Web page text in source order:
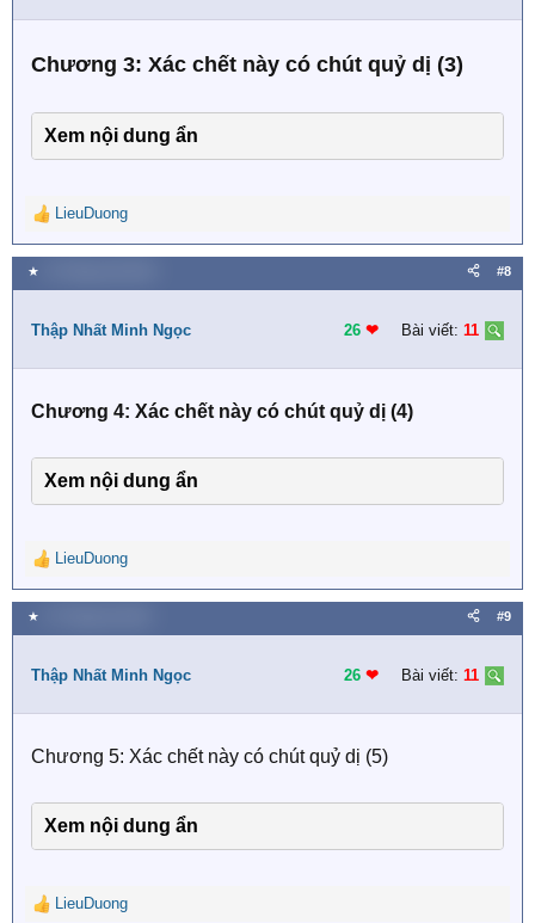
n
:Chương 3: Xác chết này có chút quỷ dị (3)
Xem nội dung ẩn
R
e
a
c
i
n
:
LieuDuong
★ #8
Thập Nhất Minh Ngọc 26 ❤︎ Bài viết: 11
Chương 4: Xác chết này có chút quỷ dị (4)
Xem nội dung ẩn
R
e
a
c
i
n
:
LieuDuong
★ #9
Thập Nhất Minh Ngọc 26 ❤︎ Bài viết: 11
Chương 5: Xác chết này có chút quỷ dị (5)
Xem nội dung ẩn
R
LieuDuong